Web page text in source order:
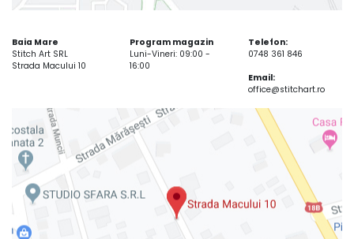
Baia Mare
Stitch Art SRL
Strada Macului 10
Program magazin
Luni-Vineri: 09:00 -
16:00
Telefon:
0748 361 846
Email:
office@stitchart.ro